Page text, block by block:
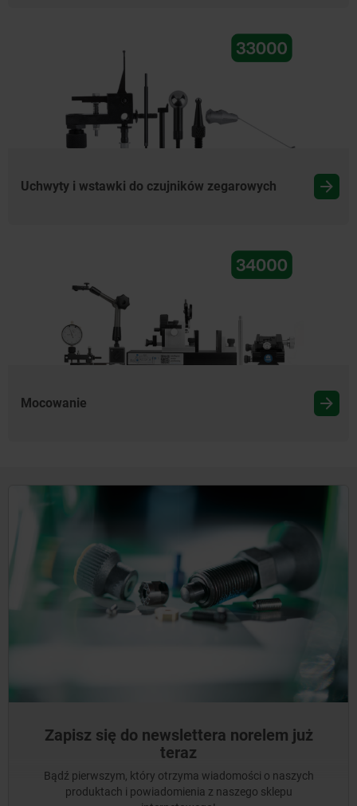
Uchwyty i wstawki do czujników zegarowych
Mocowanie
Zapisz się do newslettera norelem już
teraz
Bądź pierwszym, który otrzyma wiadomości o naszych
produktach i powiadomienia z naszego sklepu